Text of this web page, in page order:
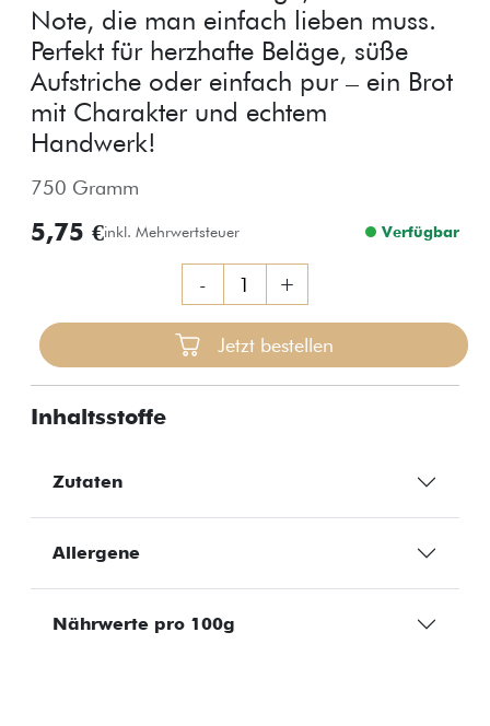
Note, die man einfach lieben muss.
Perfekt für herzhafte Beläge, süße
Aufstriche oder einfach pur – ein Brot
mit Charakter und echtem
Handwerk!
750 Gramm
5,75 €inkl. Mehrwertsteuer Verfügbar
- +
Jetzt bestellen
Inhaltsstoffe
Zutaten
Allergene
Nährwerte pro 100g